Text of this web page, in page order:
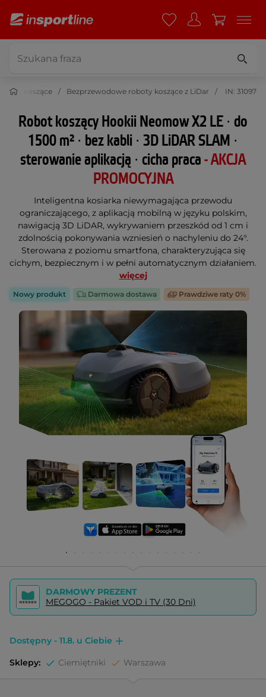
koszące Bezprzewodowe roboty koszące z LiDar IN: 31097
Robot koszący Hookii Neomow X2 LE ∙ do
1500 m² ∙ bez kabli ∙ 3D LiDAR SLAM ∙
sterowanie aplikacją ∙ cicha praca- AKCJA
PROMOCYJNA
Inteligentna kosiarka niewymagająca przewodu
ograniczającego, z aplikacją mobilną w języku polskim,
nawigacją 3D LiDAR, wykrywaniem przeszkód od 1 cm i
zdolnością pokonywania wzniesień o nachyleniu do 24°.
Sterowana z poziomu smartfona, charakteryzująca się
cichym, bezpiecznym i w pełni automatycznym działaniem.
więcej
Nowy produkt Darmowa dostawa Prawdziwe raty 0%
DARMOWY PREZENT
MEGOGO - Pakiet VOD i TV (30 Dni)
Dostępny - 11.8. u Ciebie
Sklepy: Ciemiętniki Warszawa